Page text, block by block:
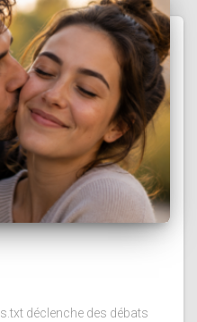
déclenche des débats